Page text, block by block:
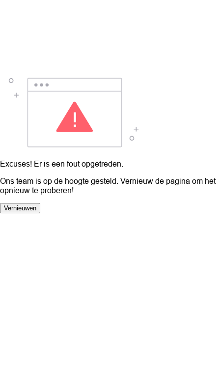
Excuses! Er is een fout opgetreden.
Ons team is op de hoogte gesteld. Vernieuw de pagina om het
opnieuw te proberen!
Vernieuwen